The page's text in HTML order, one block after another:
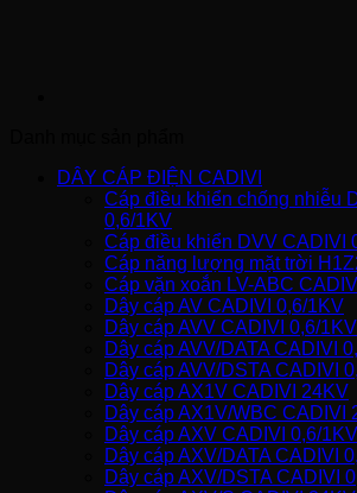
DÂY CÁP ĐIỆN CADIVI
Cáp điều khiển chống nhiễu
0,6/1KV
Cáp điều khiển DVV CADIVI
Cáp năng lượng mặt trời
Cáp vặn xoắn LV-ABC
Dây cáp AV CADIVI 0,6/1KV
Dây cáp AVV CADIVI 0,6/1KV
Dây cáp AVV/DATA CADIVI
Dây cáp AVV/DSTA CADIVI
Dây cáp AX1V CADIVI 24KV
Dây cáp AX1V/WBC CADIVI
Dây cáp AXV CADIVI 0,6/1KV
Dây cáp AXV/DATA CADIVI
Dây cáp AXV/DSTA CADIVI